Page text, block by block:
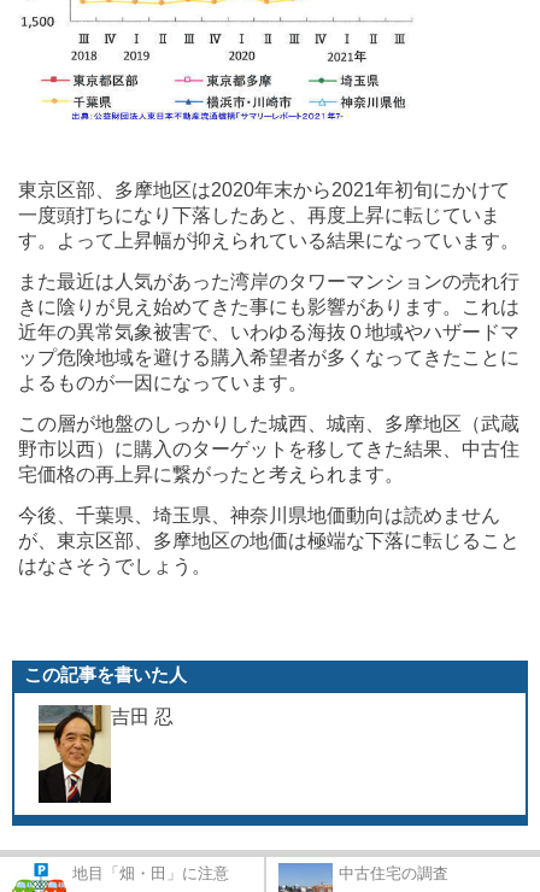
東京区部、多摩地区は2020年末から2021年初旬にかけて
一度頭打ちになり下落したあと、再度上昇に転じていま
す。よって上昇幅が抑えられている結果になっています。
また最近は人気があった湾岸のタワーマンションの売れ行
きに陰りが見え始めてきた事にも影響があります。これは
近年の異常気象被害で、いわゆる海抜０地域やハザードマ
ップ危険地域を避ける購入希望者が多くなってきたことに
よるものが一因になっています。
この層が地盤のしっかりした城西、城南、多摩地区（武蔵
野市以西）に購入のターゲットを移してきた結果、中古住
宅価格の再上昇に繋がったと考えられます。
今後、千葉県、埼玉県、神奈川県地価動向は読めません
が、東京区部、多摩地区の地価は極端な下落に転じること
はなさそうでしょう。
この記事を書いた人
吉田 忍
地目「畑・田」に注意 中古住宅の調査